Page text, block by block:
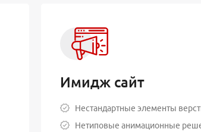
Имидж сайт
Нестандартные элементы
Нетиповые анимационные